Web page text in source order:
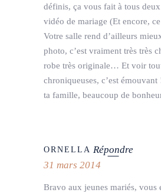
définis, ça vous fait à tous
vidéo de mariage (Et encore,
Votre salle rend d’ailleurs
photo, c’est vraiment très très
robe très originale… Et voir
chroniqueuses, c’est
ta famille, beaucoup de
ORNELLA Répondre
31 mars 2014
Bravo aux jeunes mariés, vous